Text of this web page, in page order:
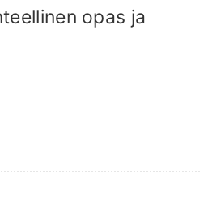
opas ja